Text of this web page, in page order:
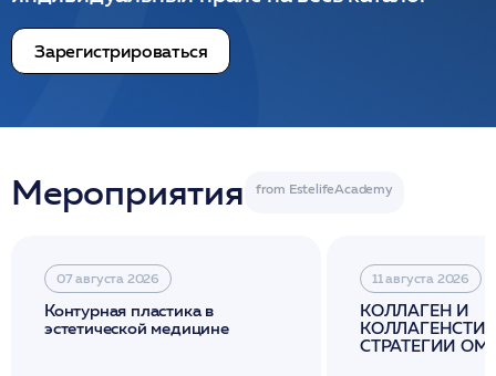
Зарегистрироваться
Мероприятия
07 августа 2026
Контурная пластика в
эстетической медицине
11 августа 2026
КОЛЛАГЕН И
СТРАТЕГИИ